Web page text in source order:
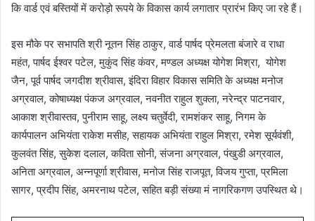
कि वार्ड एवं बस्तियों में करोड़ो रूपये के विकास कार्य लगातार प्रारंभ किए जा रहे हैं।
इस मौके पर सभापति श्री नूतन सिंह ठाकुर, वार्ड पार्षद प्रेमलता बंजारे व राधा
महंत, पार्षद ईश्वर पटेल, मुकुंद सिंह कंवर, मण्डल अध्यक्ष योगेश मिश्रा, योगेश
जैन, पूर्व पार्षद जगदीश श्रीवास, इंदिरा विहार विकास समिति के अध्यक्ष मनोज
अग्रवाल, कोषाध्यक्ष पंकज अग्रवाल, नवनीत राहुल शुक्ला, नरेन्द्र पाटनवार,
आकाश श्रीवास्तव, पुनीराम साहू, लक्ष्य चतुर्वेदी, रामशंकर साहू, निगम के
कार्यपालन अभियंता राकेश मसीह, सहायक अभियंता राहुल मिश्रा, रमेश सूर्यवंशी,
कुलवंत सिंह, सुकेश दलाल, कविता सोनी, संजना अग्रवाल, पंखुडी अग्रवाल,
अनिता अग्रवाल, अन्नपूर्णा श्रीवास, मनोज सिंह राजपूत, विजय गुप्ता, प्रमिला
सागर, प्रदीप सिंह, अमरनाथ पटेल, सहित बड़ी संख्या मं नागरिकगण उपस्थित थे।